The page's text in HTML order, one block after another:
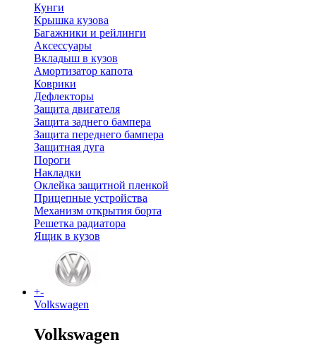
Кунги
Крышка кузова
Багажники и рейлинги
Аксессуары
Вкладыш в кузов
Амортизатор капота
Коврики
Дефлекторы
Защита двигателя
Защита заднего бампера
Защита переднего бампера
Защитная дуга
Пороги
Накладки
Оклейка защитной пленкой
Прицепные устройства
Механизм открытия борта
Решетка радиатора
Ящик в кузов
+-
Volkswagen
Volkswagen